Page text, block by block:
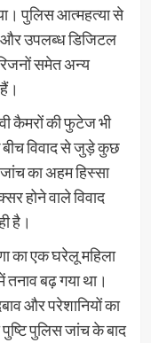
पुलिस आत्महत्या से
और उपलब्ध डिजिटल
समेत अन्य
कैमरों की फुटेज भी
बीच विवाद से जुड़े कुछ
का अहम हिस्सा
होने वाले विवाद
है।
का एक घरेलू महिला
बढ़ गया था।
और परेशानियों का
पुलिस जांच के बाद